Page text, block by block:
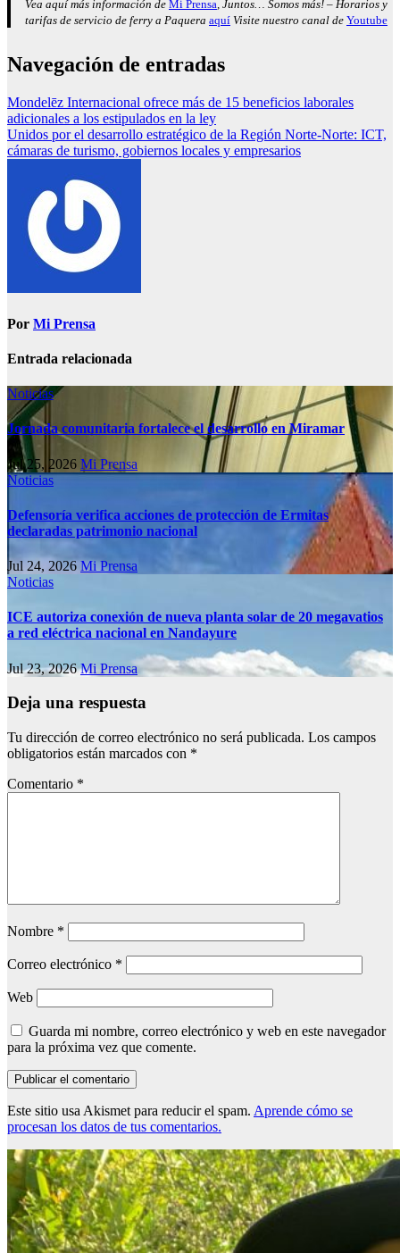
Vea aquí más información de Mi Prensa, Juntos… Somos más! – Horarios y
tarifas de servicio de ferry a Paquera aquí Visite nuestro canal de Youtube
Navegación de entradas
Mondelēz Internacional ofrece más de 15 beneficios laborales
adicionales a los estipulados en la ley
Unidos por el desarrollo estratégico de la Región Norte-Norte: ICT,
cámaras de turismo, gobiernos locales y empresarios
Por Mi Prensa
Entrada relacionada
Noticias
Jornada comunitaria fortalece el desarrollo en Miramar
Jul 25, 2026 Mi Prensa
Noticias
Defensoría verifica acciones de protección de Ermitas
declaradas patrimonio nacional
Jul 24, 2026Mi Prensa
Noticias
ICE autoriza conexión de nueva planta solar de 20 megavatios
a red eléctrica nacional en Nandayure
Jul 23, 2026Mi Prensa
Deja una respuesta
Tu dirección de correo electrónico no será publicada. Los campos
obligatorios están marcados con *
Comentario *
Nombre *
Correo electrónico *
Web
Guarda mi nombre, correo electrónico y web en este navegador
para la próxima vez que comente.
Este sitio usa Akismet para reducir el spam. Aprende cómo se
procesan los datos de tus comentarios.